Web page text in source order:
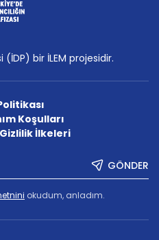
(İDP) bir İLEM projesidir.
Koşulları
İlkeleri
GÖNDER
okudum, anladım.